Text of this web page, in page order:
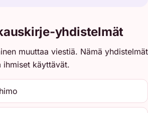
yhdistelmät
muuttaa viestiä. Nämä yhdistelmät
käyttävät.